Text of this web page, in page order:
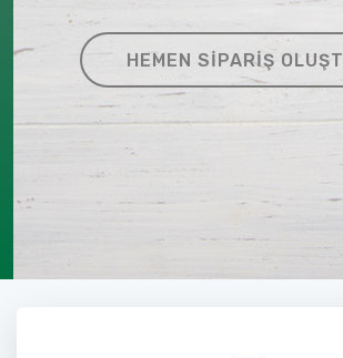
HEMEN SIPARIŞ